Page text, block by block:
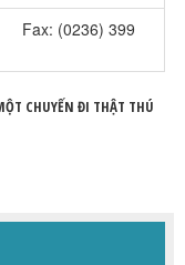
Fax: (0236) 399
CHUYẾN ĐI THẬT THÚ